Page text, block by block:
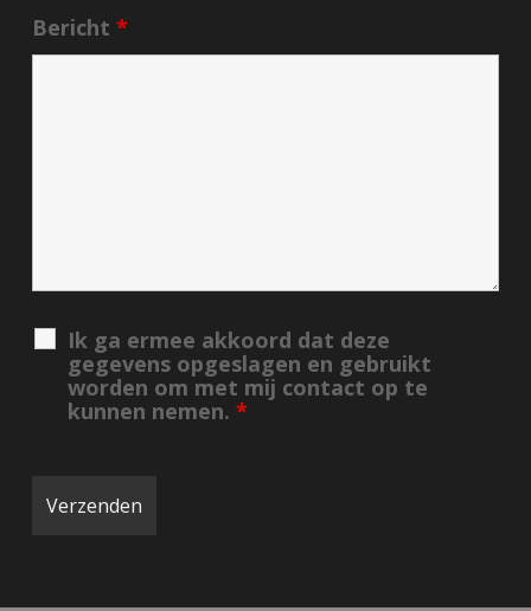
Bericht*
Ik ga ermee akkoord dat deze
gegevens opgeslagen en gebruikt
worden om met mij contact op te
kunnen nemen.*